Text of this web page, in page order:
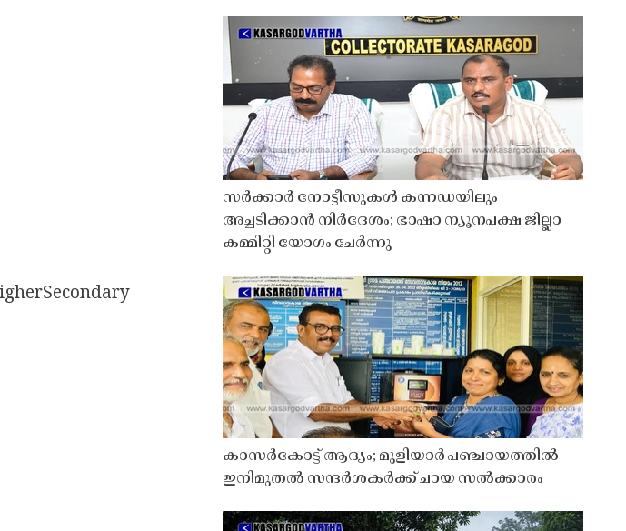
സർക്കാർ നോട്ടീസുകൾ കന്നഡയിലും
അച്ചടിക്കാൻ നിർദേശം; ഭാഷാ ന്യൂനപക്ഷ ജില്ലാ
കമ്മിറ്റി യോഗം ചേർന്നു
കാസർകോട്ട് ആദ്യം; മുളിയാർ പഞ്ചായത്തിൽ
ഇനിമുതൽ സന്ദർശകർക്ക് ചായ സൽക്കാരം